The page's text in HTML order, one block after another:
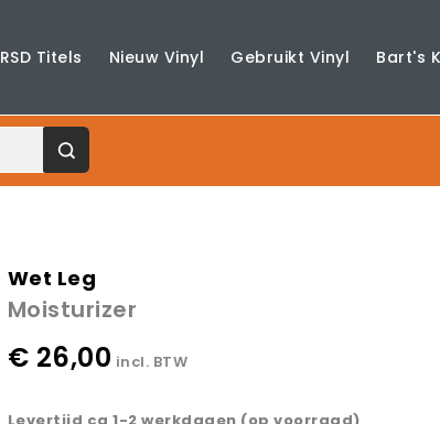
RSD Titels Nieuw Vinyl Gebruikt Vinyl Bart's
Wet Leg
Moisturizer
€ 26,00 incl. BTW